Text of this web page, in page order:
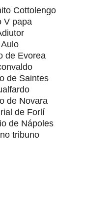
Cottolengo
V papa
de Evorea
de Saintes
de Novara
de Forlí
de Nápoles
tribuno